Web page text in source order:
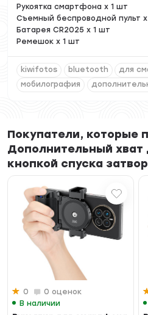
Рукоятка смартфона x 1 шт
Съемный беспроводной пульт
Батарея CR2025 x 1 шт
Ремешок x 1 шт
kiwifotos bluetooth
для
мобилография
Покупатели, которые
Дополнительный
кнопкой спуска
0
0 оценок
В наличии